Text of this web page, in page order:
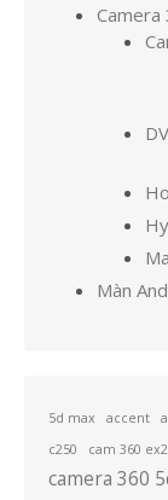
Màn
5d max accent
c250
cam 360 ex2
camera 360